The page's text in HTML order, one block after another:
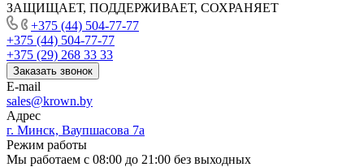
ЗАЩИЩАЕТ, ПОДДЕРЖИВАЕТ, СОХРАНЯЕТ
+375 (44) 504-77-77
+375 (44) 504-77-77
+375 (29) 268 33 33
Заказать звонок
E-mail
sales@krown.by
Адрес
г. Минск, Ваупшасова 7а
Режим работы
Мы работаем с 08:00 до 21:00 без выходных